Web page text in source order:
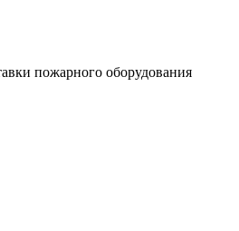
пожарного оборудования